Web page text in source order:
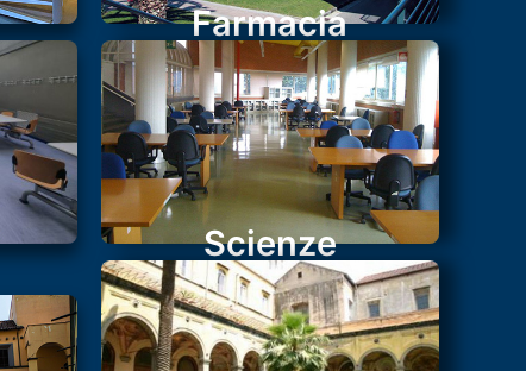
Farmacia
Scienze